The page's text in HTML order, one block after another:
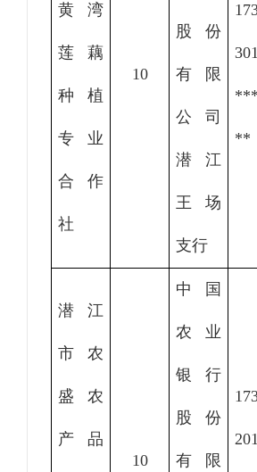
黄湾
莲藕
种植
专业
合作
社
10
股份
有限
公司
潜江
王场
支行
301
**
潜江
市农
盛农
产品
10
中国
农业
银行
股份
有限
201